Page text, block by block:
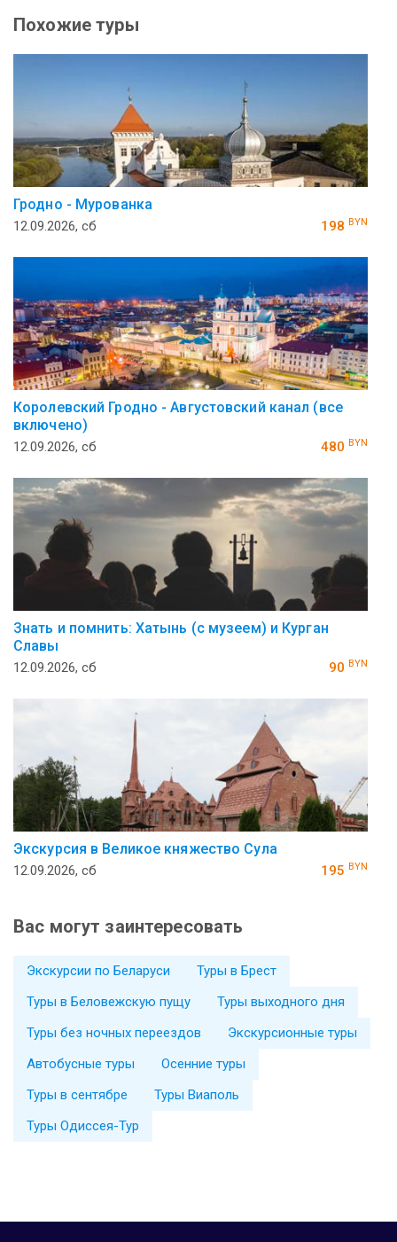
Похожие туры
Гродно - Мурованка
12.09.2026, сб 198 BYN
Королевский Гродно - Августовский канал (все
включено)
12.09.2026, сб 480 BYN
Знать и помнить: Хатынь (с музеем) и Курган
Славы
12.09.2026, сб 90 BYN
Экскурсия в Великое княжество Сула
12.09.2026, сб 195 BYN
Вас могут заинтересовать
Экскурсии по Беларуси
Туры в Брест
Туры в Беловежскую пущу
Туры выходного дня
Туры без ночных переездов
Экскурсионные туры
Автобусные туры
Осенние туры
Туры в сентябре
Туры Виаполь
Туры Одиссея-Тур